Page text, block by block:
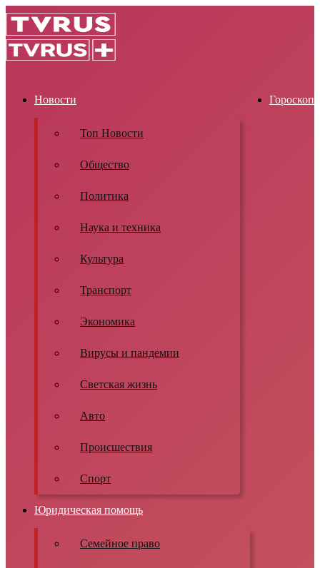
Новости
Топ Новости
Общество
Политика
Наука и техника
Культура
Транспорт
Экономика
Вирусы и пандемии
Светская жизнь
Авто
Происшествия
Спорт
Гороскоп
Юридическая помощь
Семейное право